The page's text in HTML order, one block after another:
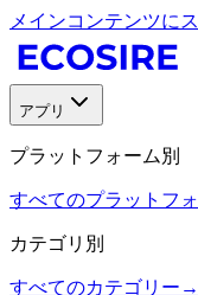
メインコンテンツに
アプリ
プラットフォーム別
すべてのプラットフ
カテゴリ別
すべてのカテゴリー →